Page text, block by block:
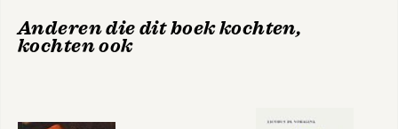
Anderen die dit boek kochten,
kochten ook